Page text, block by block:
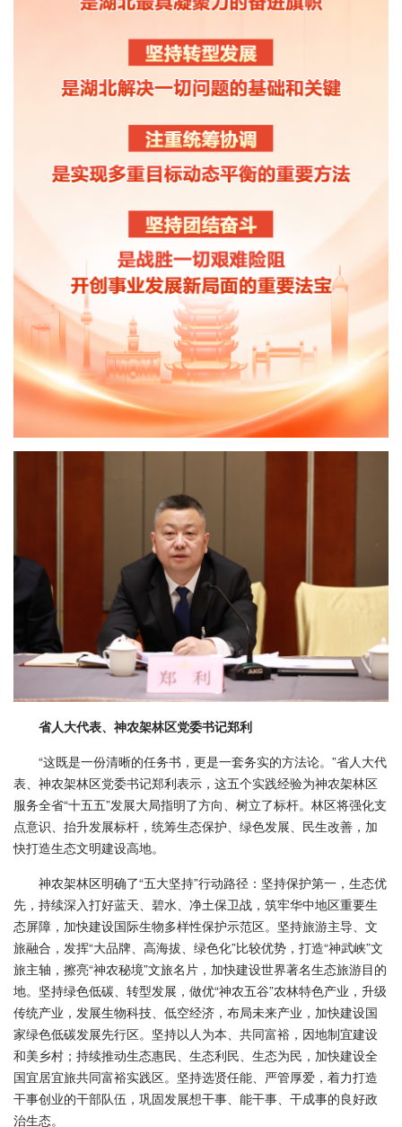
省人大代表、神农架林区党委书记郑利
“这既是一份清晰的任务书，更是一套务实的方法论。”省人大代
表、神农架林区党委书记郑利表示，这五个实践经验为神农架林区
服务全省“十五五”发展大局指明了方向、树立了标杆。林区将强化支
点意识、抬升发展标杆，统筹生态保护、绿色发展、民生改善，加
快打造生态文明建设高地。
神农架林区明确了“五大坚持”行动路径：坚持保护第一，生态优
先，持续深入打好蓝天、碧水、净土保卫战，筑牢华中地区重要生
态屏障，加快建设国际生物多样性保护示范区。坚持旅游主导、文
旅融合，发挥“大品牌、高海拔、绿色化”比较优势，打造“神武峡”文
旅主轴，擦亮“神农秘境”文旅名片，加快建设世界著名生态旅游目的
地。坚持绿色低碳、转型发展，做优“神农五谷”农林特色产业，升级
传统产业，发展生物科技、低空经济，布局未来产业，加快建设国
家绿色低碳发展先行区。坚持以人为本、共同富裕，因地制宜建设
和美乡村；持续推动生态惠民、生态利民、生态为民，加快建设全
国宜居宜旅共同富裕实践区。坚持选贤任能、严管厚爱，着力打造
干事创业的干部队伍，巩固发展想干事、能干事、干成事的良好政
治生态。